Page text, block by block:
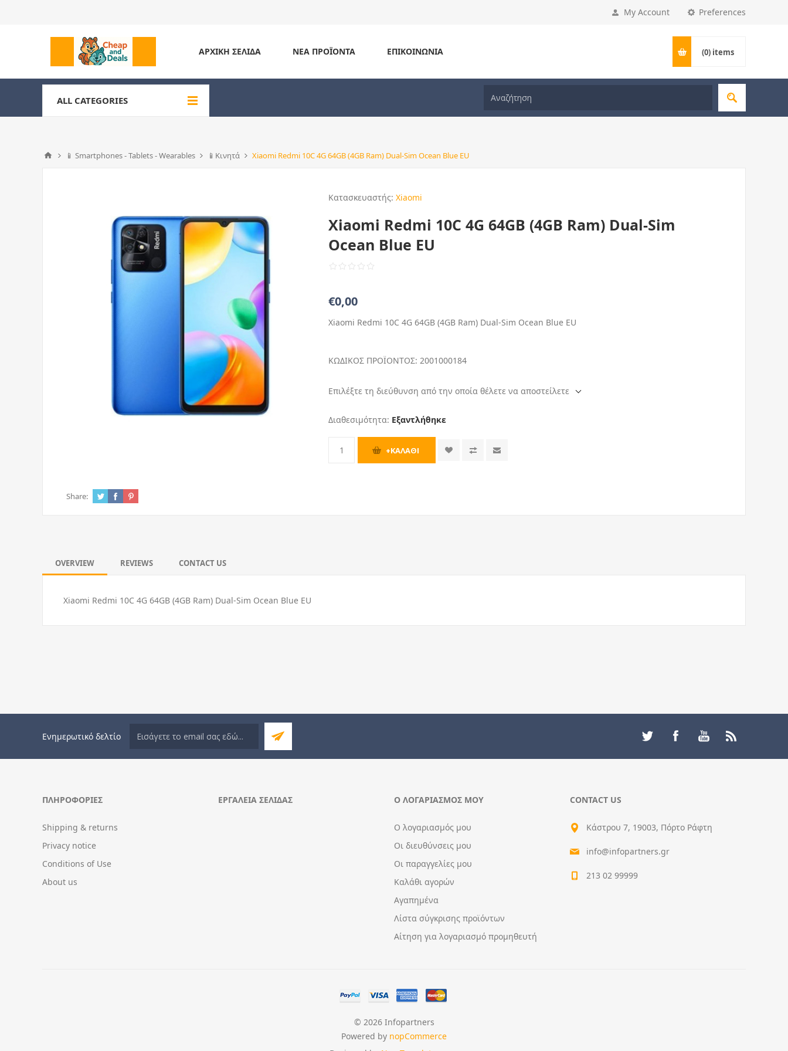
Preferences
My Account
ΑΡΧΙΚΉ ΣΕΛΊΔΑ ΝΈΑ ΠΡΟΪΌΝΤΑ ΕΠΙΚΟΙΝΩΝΊΑ (0) items
ALL CATEGORIES
📱 Smartphones - Tablets - Wearables 📱Κινητά Xiaomi Redmi 10C 4G 64GB (4GB Ram) Dual-Sim Ocean Blue EU
Κατασκευαστής: Xiaomi
Xiaomi Redmi 10C 4G 64GB (4GB Ram) Dual-Sim
Ocean Blue EU
€0,00
Xiaomi Redmi 10C 4G 64GB (4GB Ram) Dual-Sim Ocean Blue EU
ΚΩΔΙΚΟΣ ΠΡΟΪΟΝΤΟΣ: 2001000184
Επιλέξτε τη διεύθυνση από την οποία θέλετε να αποστείλετε
Διαθεσιμότητα: Εξαντλήθηκε
Share:
OVERVIEW REVIEWS CONTACT US
Xiaomi Redmi 10C 4G 64GB (4GB Ram) Dual-Sim Ocean Blue EU
Ενημερωτικό δελτίο
ΠΛΗΡΟΦΟΡΊΕΣ
Shipping & returns
Privacy notice
Conditions of Use
About us
ΕΡΓΑΛΕΊΑ ΣΕΛΊΔΑΣ Ο ΛΟΓΑΡΙΑΣΜΌΣ ΜΟΥ
Ο λογαριασμός μου
Οι διευθύνσεις μου
Οι παραγγελίες μου
Καλάθι αγορών
Αγαπημένα
Λίστα σύγκρισης προϊόντων
Αίτηση για λογαριασμό προμηθευτή
CONTACT US
Κάστρου 7, 19003, Πόρτο Ράφτη
info@infopartners.gr
213 02 99999
© 2026 Infopartners
Powered by nopCommerce